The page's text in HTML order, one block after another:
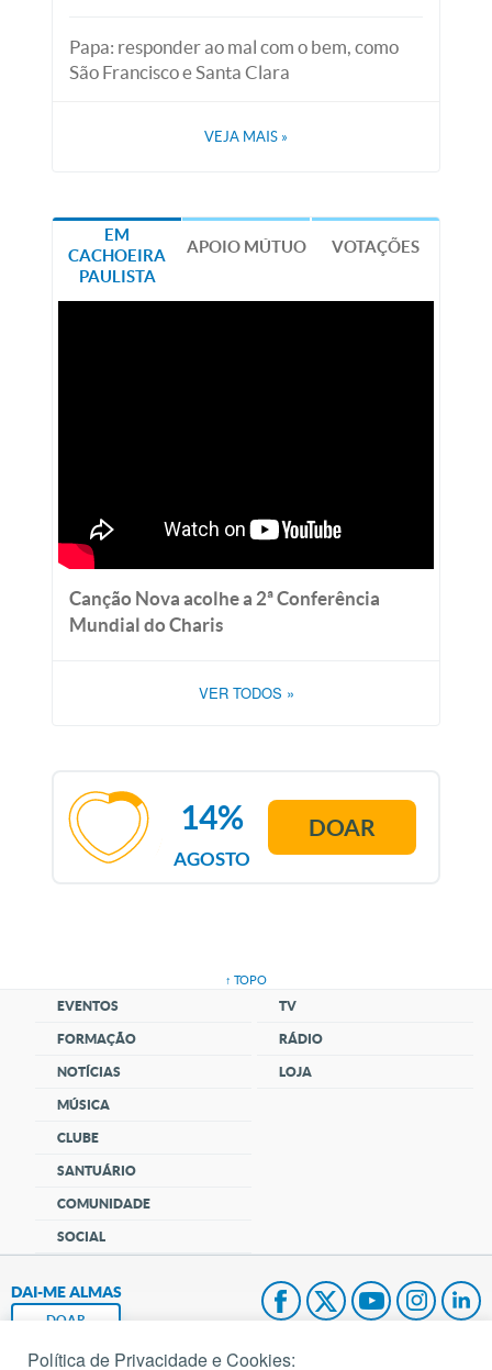
Papa: responder ao mal com o bem, como
São Francisco e Santa Clara
VEJA MAIS »
EM
CACHOEIRA
PAULISTA
APOIO MÚTUO VOTAÇÕES
Canção Nova acolhe a 2ª Conferência
Mundial do Charis
VER TODOS »
AGOSTO
14% DOAR
↑ TOPO
EVENTOS
FORMAÇÃO
NOTÍCIAS
MÚSICA
CLUBE
SANTUÁRIO
COMUNIDADE
SOCIAL
TV
RÁDIO
LOJA
DAI-ME ALMAS
DOAR
Política de Privacidade e Cookies: